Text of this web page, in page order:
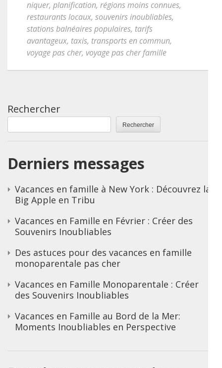
niquer, planification, régions moins connues,
restaurants locaux, souvenirs inoubliables,
stations balnéaires populaires, tarifs
avantageux, taxis, transports en commun,
voyage pas cher, voyage pas cher famille
Rechercher
Rechercher
Derniers messages
Vacances en famille à New York : Découvrez la
Big Apple en Tribu
Vacances en Famille en Février : Créer des
Souvenirs Inoubliables
Des astuces pour des vacances en famille
monoparentale pas cher
Vacances en Famille Monoparentale : Créer
des Souvenirs Inoubliables
Vacances en Famille au Bord de la Mer:
Moments Inoubliables en Perspective